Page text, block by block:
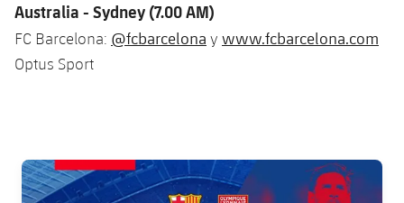
Australia - Sydney (7.00 AM)
FC Barcelona: @fcbarcelona y www.fcbarcelona.com
Optus Sport
FC Barcelona club badge